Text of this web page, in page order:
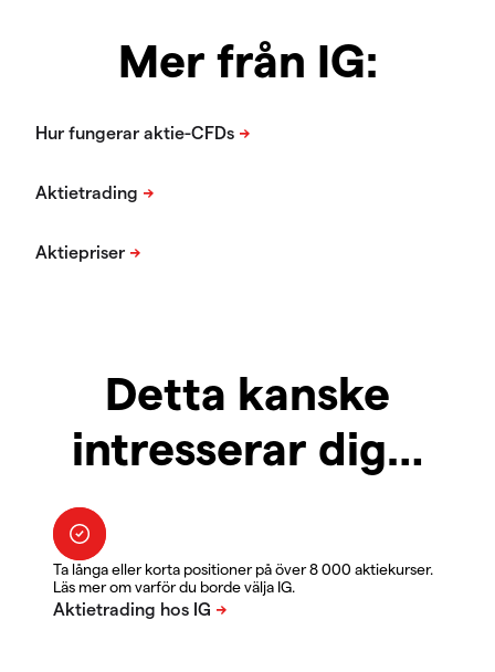
Mer från IG:
Detta kanske
intresserar dig…
Ta långa eller korta positioner på över 8 000 aktiekurser.
Läs mer om varför du borde välja IG.